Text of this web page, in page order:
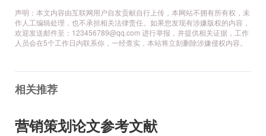
声明：本文内容由互联网用户自发贡献自行上传，本网站不拥有所有权，未
作人工编辑处理，也不承担相关法律责任。如果您发现有涉嫌版权的内容，
欢迎发送邮件至：123456789@qq.com 进行举报，并提供相关证据，工作
人员会在5个工作日内联系你，一经查实，本站将立刻删除涉嫌侵权内容。
相关推荐
营销策划论文参考文献